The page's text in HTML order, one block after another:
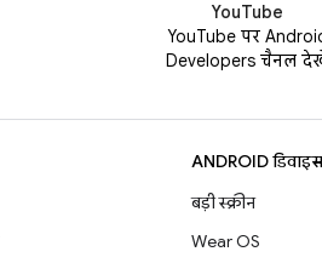
YouTube
YouTube पर
Developers चैनल
ANDROID डिवाइस
बड़ी स्क्रीन
Wear OS